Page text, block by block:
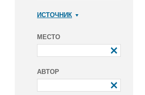
ИСТОЧНИК
МЕСТО
АВТОР